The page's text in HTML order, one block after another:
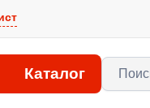
Каталог